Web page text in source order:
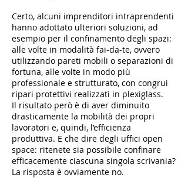
Certo, alcuni imprenditori intraprendenti
hanno adottato ulteriori soluzioni, ad
esempio per il confinamento degli spazi:
alle volte in modalità fai-da-te, ovvero
utilizzando pareti mobili o separazioni di
fortuna, alle volte in modo più
professionale e strutturato, con congrui
ripari protettivi realizzati in plexiglass.
Il risultato però è di aver diminuito
drasticamente la mobilità dei propri
lavoratori e, quindi, l’efficienza
produttiva. E che dire degli uffici open
space: ritenete sia possibile confinare
efficacemente ciascuna singola scrivania?
La risposta è ovviamente no.